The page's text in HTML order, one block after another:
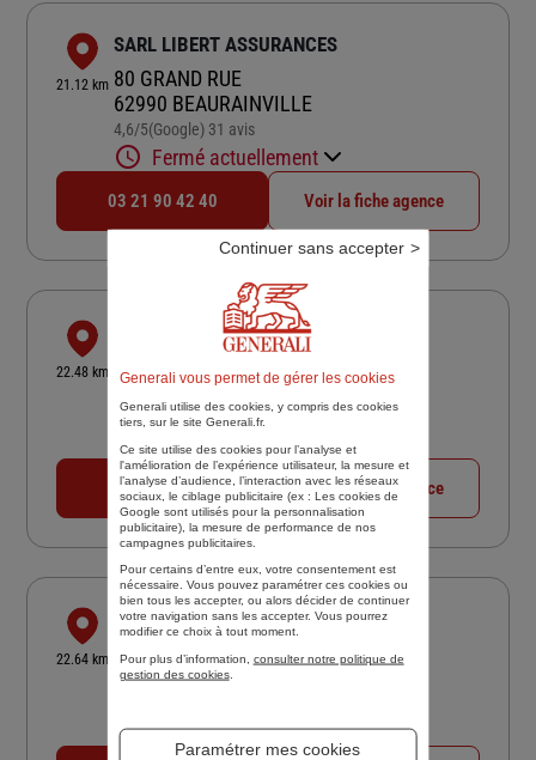
21.12 km
SARL LIBERT ASSURANCES
80 GRAND RUE
62990 BEAURAINVILLE
4,6/5Note de 4.6 sur 5
(Google) 31 avis
Fermé actuellement
03 21 90 42 40 Voir la fiche agence
22.48 km
ASSURANCES CORINNE DESAEGHER
89 RUE VICTOR HUGO
62200 BOULOGNE SUR MER
4,6/5Note de 4.6 sur 5
(Google) 28 avis
Fermé actuellement
03 21 99 64 64 Voir la fiche agence
22.64 km
SARL A.E.V. (BOULOGNE)
48 RUE PORTE NEUVE
62200 BOULOGNE SUR MER
Fermé actuellement
Generali vous permet de gérer les cookies
Generali utilise des cookies, y compris des cookies
tiers, sur le site Generali.fr.
Ce site utilise des cookies pour l’analyse et
l'amélioration de l’expérience utilisateur, la mesure et
l’analyse d’audience, l’interaction avec les réseaux
sociaux, le ciblage publicitaire (ex : Les cookies de
Google sont utilisés pour la personnalisation
publicitaire), la mesure de performance de nos
campagnes publicitaires.
Pour certains d’entre eux, votre consentement est
nécessaire. Vous pouvez paramétrer ces cookies ou
bien tous les accepter, ou alors décider de continuer
votre navigation sans les accepter. Vous pourrez
modifier ce choix à tout moment.
Pour plus d’information, consulter notre politique de
gestion des cookies.
Paramétrer mes cookies
Continuer sans accepter